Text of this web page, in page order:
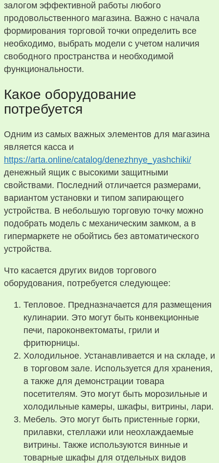
залогом эффективной работы любого
продовольственного магазина. Важно с начала
формирования торговой точки определить все
необходимо, выбрать модели с учетом наличия
свободного пространства и необходимой
функциональности.
Какое оборудование
потребуется
Одним из самых важных элементов для магазина
является касса и
https://arta.online/catalog/denezhnye_yashchiki/
денежный ящик с высокими защитными
свойствами. Последний отличается размерами,
вариантом установки и типом запирающего
устройства. В небольшую торговую точку можно
подобрать модель с механическим замком, а в
гипермаркете не обойтись без автоматического
устройства.
Что касается других видов торгового
оборудования, потребуется следующее:
Тепловое. Предназначается для размещения
кулинарии. Это могут быть конвекционные
печи, пароконвектоматы, грили и
фритюрницы.
Холодильное. Устанавливается и на складе, и
в торговом зале. Используется для хранения,
а также для демонстрации товара
посетителям. Это могут быть морозильные и
холодильные камеры, шкафы, витрины, лари.
Мебель. Это могут быть пристенные горки,
прилавки, стеллажи или неохлаждаемые
витрины. Также используются винные и
товарные шкафы для отдельных видов